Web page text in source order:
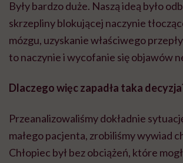
Były bardzo duże. Naszą ideą było
skrzepliny blokującej naczynie
mózgu, uzyskanie właściwego
to naczynie i wycofanie się objawów
Dlaczego więc zapadła taka
Przeanalizowaliśmy dokładnie
małego pacjenta, zrobiliśmy wywiad
Chłopiec był bez obciążeń, które